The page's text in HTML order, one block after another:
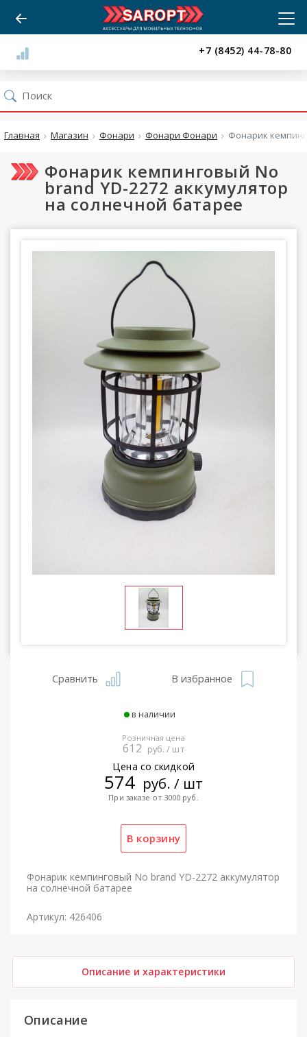
+7 (8452) 44-78-80
Главная Магазин Фонари Фонари Фонари Фонарик
Фонарик кемпинговый No
brand YD-2272 аккумулятор
на солнечной батарее
Сравнить В избранное
в наличии
Розничная цена
612 руб. / шт
Цена со скидкой
574 руб. / шт
При заказе от 3000 руб.
Фонарик кемпинговый No brand YD-2272 аккумулятор
на солнечной батарее
Артикул: 426406
Описание и характеристики
Описание